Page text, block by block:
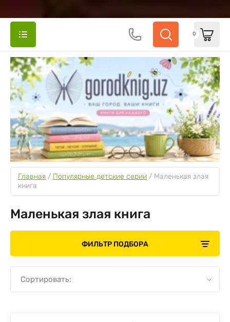
0
Главная / Популярные детские серии / Маленькая злая
книга
Маленькая злая книга
ФИЛЬТР ПОДБОРА
Сортировать: